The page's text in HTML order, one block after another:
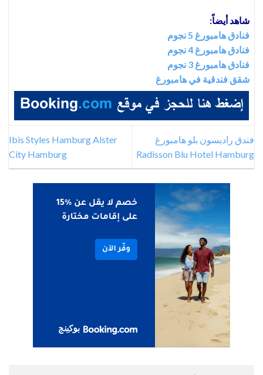
شاهد أيضاً:
فنادق هامبورغ 5 نجوم
فنادق هامبورغ 4 نجوم
فنادق هامبورغ 3 نجوم
شقق فندقية في هامبورغ
فندق راديسون بلو هامبورغ
Radisson Blu Hotel Hamburg
Ibis Styles Hamburg Alster
City Hamburg